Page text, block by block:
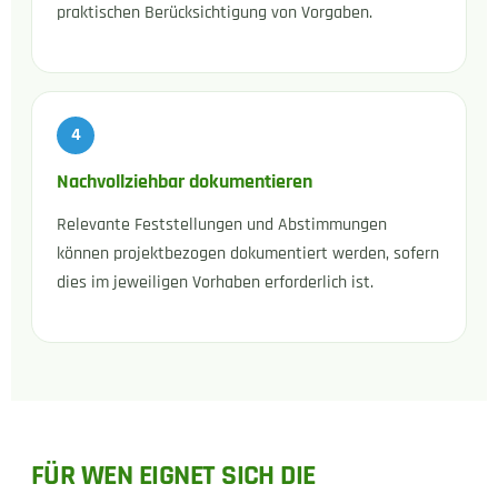
praktischen Berücksichtigung von Vorgaben.
Nachvollziehbar dokumentieren
Relevante Feststellungen und Abstimmungen
können projektbezogen dokumentiert werden, sofern
dies im jeweiligen Vorhaben erforderlich ist.
FÜR WEN EIGNET SICH DIE